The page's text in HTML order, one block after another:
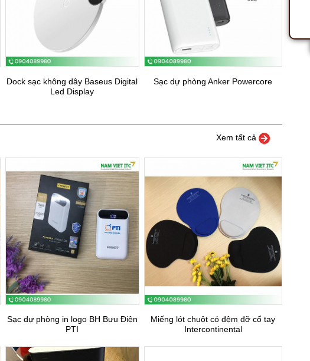
Dock sạc không dây Baseus Digital
Led Display
Sạc dự phòng Anker Powercore
Xem tất cả
Sạc dự phòng in logo BH Bưu Điện
PTI
Miếng lót chuột có đệm đỡ cổ tay
Intercontinental